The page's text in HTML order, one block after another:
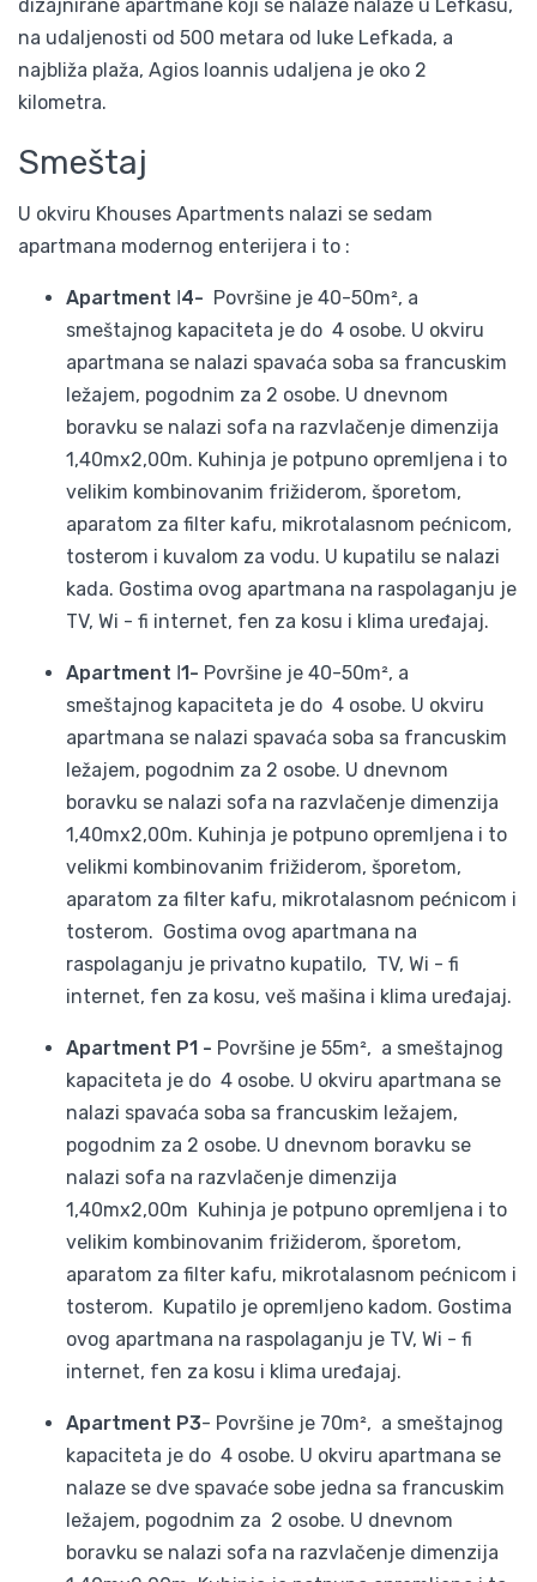
dizajnirane apartmane koji se nalaze nalaze u Lefkasu,
na udaljenosti od 500 metara od luke Lefkada, a
najbliža plaža, Agios Ioannis udaljena je oko 2
kilometra.
Smeštaj
U okviru Khouses Apartments nalazi se sedam
apartmana modernog enterijera i to :
Apartment Ι4- Površine je 40-50m², a
smeštajnog kapaciteta je do 4 osobe. U okviru
apartmana se nalazi spavaća soba sa francuskim
ležajem, pogodnim za 2 osobe. U dnevnom
boravku se nalazi sofa na razvlačenje dimenzija
1,40mx2,00m. Kuhinja je potpuno opremljena i to
velikim kombinovanim frižiderom, šporetom,
aparatom za filter kafu, mikrotalasnom pećnicom,
tosterom i kuvalom za vodu. U kupatilu se nalazi
kada. Gostima ovog apartmana na raspolaganju je
TV, Wi - fi internet, fen za kosu i klima uređajaj.
Apartment Ι1- Površine je 40-50m², a
smeštajnog kapaciteta je do 4 osobe. U okviru
apartmana se nalazi spavaća soba sa francuskim
ležajem, pogodnim za 2 osobe. U dnevnom
boravku se nalazi sofa na razvlačenje dimenzija
1,40mx2,00m. Kuhinja je potpuno opremljena i to
velikmi kombinovanim frižiderom, šporetom,
aparatom za filter kafu, mikrotalasnom pećnicom i
tosterom. Gostima ovog apartmana na
raspolaganju je privatno kupatilo, TV, Wi - fi
internet, fen za kosu, veš mašina i klima uređajaj.
Apartment P1 - Površine je 55m², a smeštajnog
kapaciteta je do 4 osobe. U okviru apartmana se
nalazi spavaća soba sa francuskim ležajem,
pogodnim za 2 osobe. U dnevnom boravku se
nalazi sofa na razvlačenje dimenzija
1,40mx2,00m Kuhinja je potpuno opremljena i to
velikim kombinovanim frižiderom, šporetom,
aparatom za filter kafu, mikrotalasnom pećnicom i
tosterom. Kupatilo je opremljeno kadom. Gostima
ovog apartmana na raspolaganju je TV, Wi - fi
internet, fen za kosu i klima uređajaj.
Apartment P3- Površine je 70m², a smeštajnog
kapaciteta je do 4 osobe. U okviru apartmana se
nalaze se dve spavaće sobe jedna sa francuskim
ležajem, pogodnim za 2 osobe. U dnevnom
boravku se nalazi sofa na razvlačenje dimenzija